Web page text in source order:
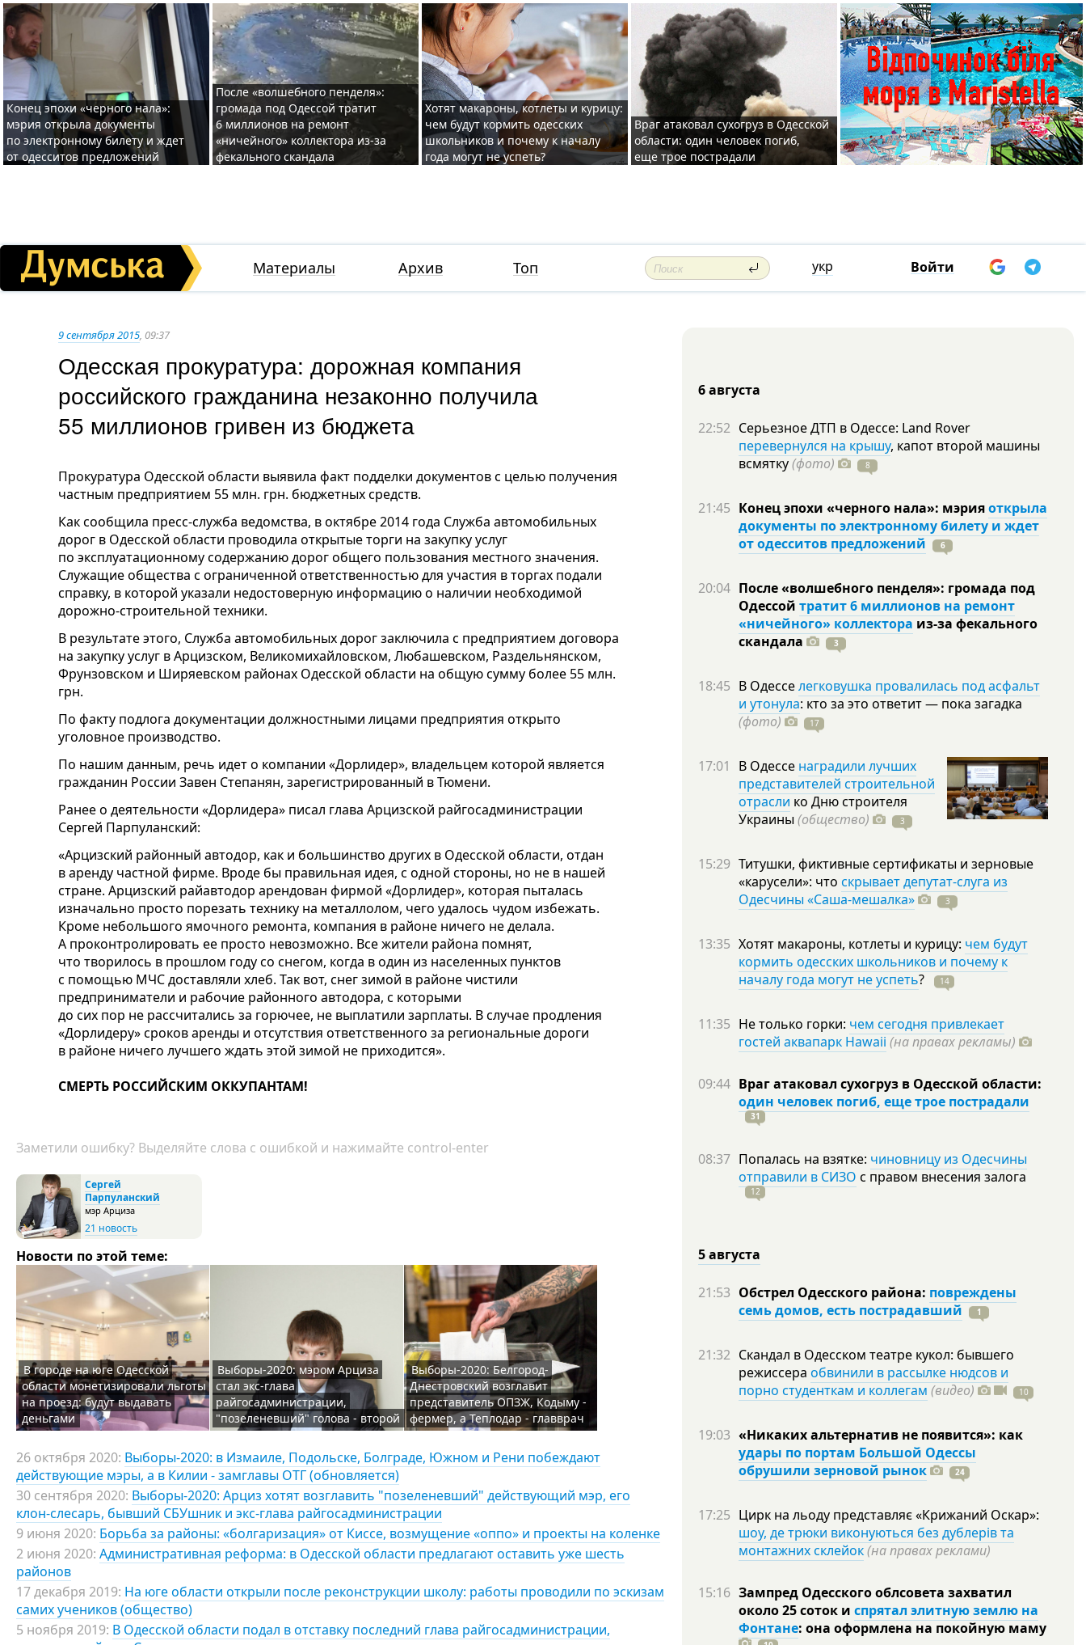
Конец эпохи «черного нала»:
мэрия открыла документы
по электронному билету и ждет
от одесситов предложений
После «волшебного пенделя»:
громада под Одессой тратит
6 миллионов на ремонт
«ничейного» коллектора из-за
фекального скандала
Хотят макароны, котлеты и курицу:
чем будут кормить одесских
школьников и почему к началу
года могут не успеть?
Враг атаковал сухогруз в Одесской
области: один человек погиб,
еще трое пострадали
Материалы Архив Топ укр Войти
9 сентября 2015, 09:37
Одесская прокуратура: дорожная компания
российского гражданина незаконно получила
55 миллионов гривен из бюджета
Прокуратура Одесской области выявила факт подделки документов с целью получения
частным предприятием 55 млн. грн. бюджетных средств.
Как сообщила пресс-служба ведомства, в октябре 2014 года Служба автомобильных
дорог в Одесской области проводила открытые торги на закупку услуг
по эксплуатационному содержанию дорог общего пользования местного значения.
Служащие общества с ограниченной ответственностью для участия в торгах подали
справку, в которой указали недостоверную информацию о наличии необходимой
дорожно-строительной техники.
В результате этого, Служба автомобильных дорог заключила с предприятием договора
на закупку услуг в Арцизском, Великомихайловском, Любашевском, Раздельнянском,
Фрунзовском и Ширяевском районах Одесской области на общую сумму более 55 млн.
грн.
По факту подлога документации должностными лицами предприятия открыто
уголовное производство.
По нашим данным, речь идет о компании «Дорлидер», владельцем которой является
гражданин России Завен Степанян, зарегистрированный в Тюмени.
Ранее о деятельности «Дорлидера» писал глава Арцизской райгосадминистрации
Сергей Парпуланский:
«Арцизский районный автодор, как и большинство других в Одесской области, отдан
в аренду частной фирме. Вроде бы правильная идея, с одной стороны, но не в нашей
стране. Арцизский райавтодор арендован фирмой «Дорлидер», которая пыталась
изначально просто порезать технику на металлолом, чего удалось чудом избежать.
Кроме небольшого ямочного ремонта, компания в районе ничего не делала.
А проконтролировать ее просто невозможно. Все жители района помнят,
что творилось в прошлом году со снегом, когда в один из населенных пунктов
с помощью МЧС доставляли хлеб. Так вот, снег зимой в районе чистили
предприниматели и рабочие районного автодора, с которыми
до сих пор не рассчитались за горючее, не выплатили зарплаты. В случае продления
«Дорлидеру» сроков аренды и отсутствия ответственного за региональные дороги
в районе ничего лучшего ждать этой зимой не приходится».
СМЕРТЬ РОССИЙСКИМ ОККУПАНТАМ!
Заметили ошибку? Выделяйте слова с ошибкой и нажимайте control-enter
Сергей
Парпуланский
мэр Арциза
21 новость
Новости по этой теме:
В городе на юге Одесской
области монетизировали льготы
на проезд: будут выдавать
деньгами
Выборы-2020: мэром Арциза
стал экс-глава
райгосадминистрации,
"позеленевший" голова - второй
Выборы-2020: Белгород-
Днестровский возглавит
представитель ОПЗЖ, Кодыму -
фермер, а Теплодар - главврач
26 октября 2020: Выборы-2020: в Измаиле, Подольске, Болграде, Южном и Рени побеждают
действующие мэры, а в Килии - замглавы ОТГ (обновляется)
30 сентября 2020: Выборы-2020: Арциз хотят возглавить "позеленевший" действующий мэр, его
клон-слесарь, бывший СБУшник и экс-глава райгосадминистрации
9 июня 2020: Борьба за районы: «болгаризация» от Киссе, возмущение «оппо» и проекты на коленке
2 июня 2020: Административная реформа: в Одесской области предлагают оставить уже шесть
районов
17 декабря 2019: На юге области открыли после реконструкции школу: работы проводили по эскизам
самих учеников (общество)
5 ноября 2019: В Одесской области подал в отставку последний глава райгосадминистрации,
6 августа
22:52 Серьезное ДТП в Одессе: Land Rover
перевернулся на крышу, капот второй машины
всмятку(фото) 8
21:45 Конец эпохи «черного нала»: мэрияоткрыла
документы по электронному билету и ждет
от одесситов предложений
6
20:04 После «волшебного пенделя»: громада под
Одессой тратит 6 миллионов на ремонт
«ничейного» коллектора из-за фекального
скандала
3
18:45 В Одесселегковушка провалилась под асфальт
и утонула: кто за это ответит — пока загадка
(фото)
17
17:01 В Одессе наградили лучших
представителей строительной
отрасли ко Дню строителя
Украины (общество) 3
15:29 Титушки, фиктивные сертификаты и зерновые
«карусели»: что скрывает депутат-слуга из
Одесчины «Саша-мешалка»
3
13:35 Хотят макароны, котлеты и курицу: чем будут
кормить одесских школьников и почему к
началу года могут не успеть? 14
11:35 Не только горки: чем сегодня привлекает
гостей аквапарк Hawaii (на правах рекламы)
09:44 Враг атаковал сухогруз в Одесской области:
один человек погиб, еще трое пострадали
31
08:37 Попалась на взятке: чиновницу из Одесчины
отправили в СИЗО с правом внесения залога
12
5 августа
21:53 Обстрел Одесского района: повреждены
семь домов, есть пострадавший
1
21:32 Скандал в Одесском театре кукол: бывшего
режиссера обвинили в рассылке нюдсов и
порно студенткам и коллегам (видео) 10
19:03 «Никаких альтернатив не появится»: как
удары по портам Большой Одессы
обрушили зерновой рынок
24
17:25 Цирк на льоду представляє «Крижаний Оскар»:
шоу, де трюки виконуються без дублерів та
монтажних склейок(на правах реклами)
15:16 Зампред Одесского облсовета захватил
около 25 соток и спрятал элитную землю на
Фонтане: она оформлена на покойную маму